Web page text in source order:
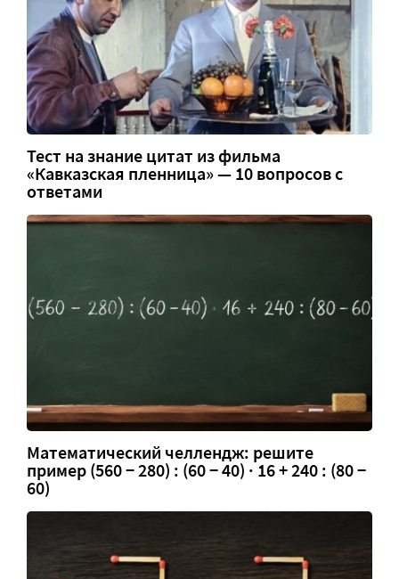
Тест на знание цитат из фильма
«Кавказская пленница» — 10 вопросов с
ответами
Математический челлендж: решите
пример (560 − 280) : (60 − 40) · 16 + 240 : (80 −
60)